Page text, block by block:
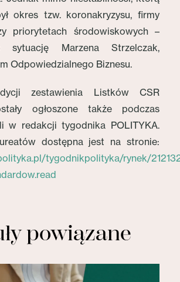
okres tzw. koronakryzysu, firmy
priorytetach środowiskowych –
sytuację Marzena Strzelczak,
Odpowiedzialnego Biznesu.
zestawienia Listków CSR
ogłoszone także podczas
w redakcji tygodnika POLITYKA.
dostępna jest na stronie:
tygodnikpolityka/rynek/
powiązane